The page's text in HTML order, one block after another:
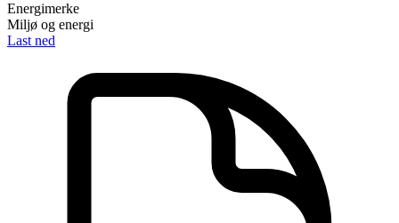
Energimerke
Miljø og energi
Last ned